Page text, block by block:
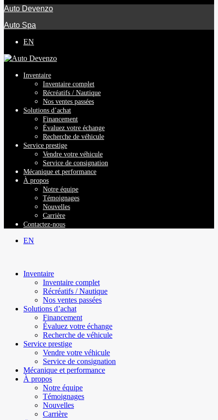
Auto Devenzo
Auto Spa
EN
Inventaire
Inventaire complet
Récréatifs / Nautique
Nos ventes passées
Solutions d’achat
Financement
Évaluez votre échange
Recherche de véhicule
Service prestige
Vendre votre véhicule
Service de consignation
Mécanique et performance
À propos
Notre équipe
Témoignages
Nouvelles
Carrière
Contactez-nous
EN
Inventaire
Inventaire complet
Récréatifs / Nautique
Nos ventes passées
Solutions d’achat
Financement
Évaluez votre échange
Recherche de véhicule
Service prestige
Vendre votre véhicule
Service de consignation
Mécanique et performance
À propos
Notre équipe
Témoignages
Nouvelles
Carrière